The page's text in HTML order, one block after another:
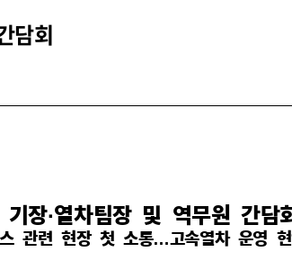
담회
장·열차팀장 및 역무원 간담
스 관련 현장 첫 소통…고속열차 운영